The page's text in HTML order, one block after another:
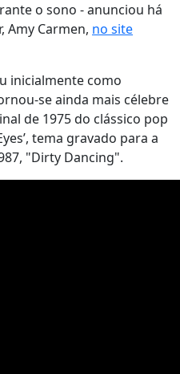
o sono - anunciou há
Amy Carmen, no site
inicialmente como
se ainda mais célebre
de 1975 do clássico pop
tema gravado para a
"Dirty Dancing".